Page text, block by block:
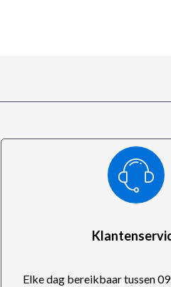
Elke dag bereikbaar tussen